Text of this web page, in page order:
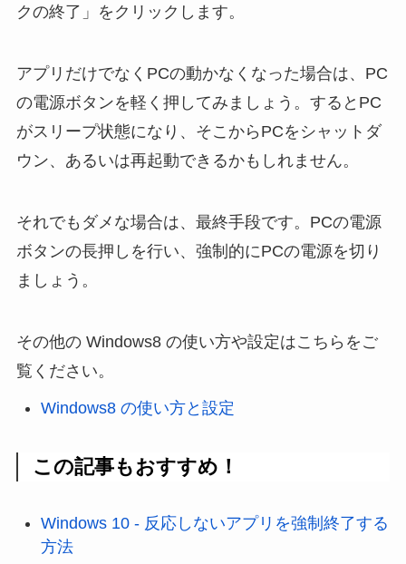
クの終了」をクリックします。
アプリだけでなくPCの動かなくなった場合は、PC
の電源ボタンを軽く押してみましょう。するとPC
がスリープ状態になり、そこからPCをシャットダ
ウン、あるいは再起動できるかもしれません。
それでもダメな場合は、最終手段です。PCの電源
ボタンの長押しを行い、強制的にPCの電源を切り
ましょう。
その他の Windows8 の使い方や設定はこちらをご
覧ください。
Windows8 の使い方と設定
この記事もおすすめ！
Windows 10 - 反応しないアプリを強制終了する
方法